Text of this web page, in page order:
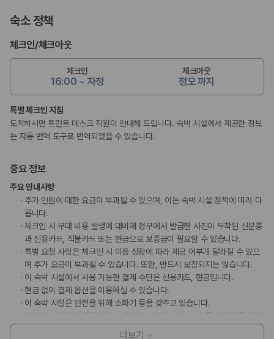
숙소 정책
체크인/체크아웃
체크인
16:00 ~ 자정
체크아웃
정오 까지
특별 체크인 지침
도착하시면 프런트 데스크 직원이 안내해 드립니다. 숙박 시설에서 제공한 정보
는 자동 번역 도구로 번역되었을 수 있습니다.
중요 정보
주요 안내사항
추가 인원에 대한 요금이 부과될 수 있으며, 이는 숙박 시설 정책에 따라 다
릅니다.
체크인 시 부대 비용 발생에 대비해 정부에서 발급한 사진이 부착된 신분증
과 신용카드, 직불카드 또는 현금으로 보증금이 필요할 수 있습니다.
특별 요청 사항은 체크인 시 이용 상황에 따라 제공 여부가 달라질 수 있으
며 추가 요금이 부과될 수 있습니다. 또한, 반드시 보장되지는 않습니다.
이 숙박 시설에서 사용 가능한 결제 수단은 신용카드, 현금입니다.
현금 없이 결제 옵션을 이용하실 수 있습니다.
이 숙박 시설은 안전을 위해 소화기 등을 갖추고 있습니다.
더보기